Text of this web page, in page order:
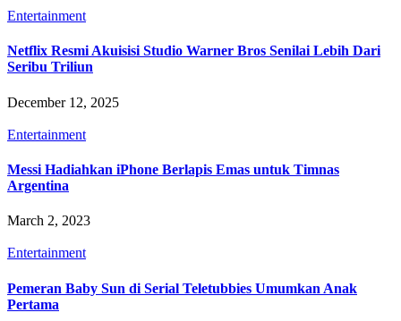
Entertainment
Netflix Resmi Akuisisi Studio Warner Bros Senilai Lebih Dari
Seribu Triliun
December 12, 2025
Entertainment
Messi Hadiahkan iPhone Berlapis Emas untuk Timnas
Argentina
March 2, 2023
Entertainment
Pemeran Baby Sun di Serial Teletubbies Umumkan Anak
Pertama